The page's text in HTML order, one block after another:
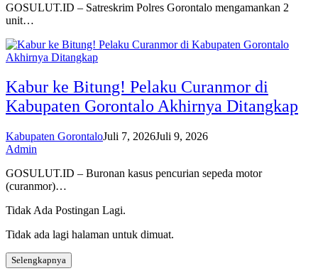
GOSULUT.ID – Satreskrim Polres Gorontalo mengamankan 2
unit…
Kabur ke Bitung! Pelaku Curanmor di
Kabupaten Gorontalo Akhirnya Ditangkap
Kabupaten GorontaloJuli 7, 2026Juli 9, 2026
Admin
GOSULUT.ID – Buronan kasus pencurian sepeda motor
(curanmor)…
Tidak Ada Postingan Lagi.
Tidak ada lagi halaman untuk dimuat.
Selengkapnya